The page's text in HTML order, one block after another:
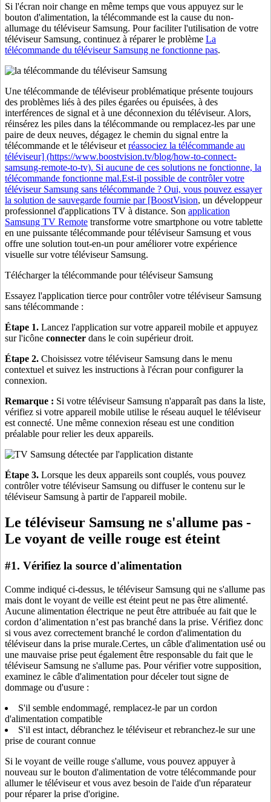
Si l'écran noir change en même temps que vous appuyez sur le
bouton d'alimentation, la télécommande est la cause du non-
allumage du téléviseur Samsung. Pour faciliter l'utilisation de votre
téléviseur Samsung, continuez à réparer le problème La
télécommande du téléviseur Samsung ne fonctionne pas.
Une télécommande de téléviseur problématique présente toujours
des problèmes liés à des piles égarées ou épuisées, à des
interférences de signal et à une déconnexion du téléviseur. Alors,
réinsérez les piles dans la télécommande ou remplacez-les par une
paire de deux neuves, dégagez le chemin du signal entre la
télécommande et le téléviseur etréassociez la télécommande au
téléviseur] (https://www.boostvision.tv/blog/how-to-connect-
samsung-remote-to-tv). Si aucune de ces solutions ne fonctionne, la
télécommande fonctionne mal.Est-il possible de contrôler votre
téléviseur Samsung sans télécommande ? Oui, vous pouvez essayer
la solution de sauvegarde fournie par [BoostVision, un développeur
professionnel d'applications TV à distance. Son application
Samsung TV Remote transforme votre smartphone ou votre tablette
en une puissante télécommande pour téléviseur Samsung et vous
offre une solution tout-en-un pour améliorer votre expérience
visuelle sur votre téléviseur Samsung.
Télécharger la télécommande pour téléviseur Samsung
Essayez l'application tierce pour contrôler votre téléviseur Samsung
sans télécommande :
Étape 1. Lancez l'application sur votre appareil mobile et appuyez
sur l'icône connecter dans le coin supérieur droit.
Étape 2. Choisissez votre téléviseur Samsung dans le menu
contextuel et suivez les instructions à l'écran pour configurer la
connexion.
Remarque : Si votre téléviseur Samsung n'apparaît pas dans la liste,
vérifiez si votre appareil mobile utilise le réseau auquel le téléviseur
est connecté. Une même connexion réseau est une condition
préalable pour relier les deux appareils.
Étape 3. Lorsque les deux appareils sont couplés, vous pouvez
contrôler votre téléviseur Samsung ou diffuser le contenu sur le
téléviseur Samsung à partir de l'appareil mobile.
Le téléviseur Samsung ne s'allume pas -
Le voyant de veille rouge est éteint
#1. Vérifiez la source d'alimentation
Comme indiqué ci-dessus, le téléviseur Samsung qui ne s'allume pas
mais dont le voyant de veille est éteint peut ne pas être alimenté.
Aucune alimentation électrique ne peut être attribuée au fait que le
cordon d’alimentation n’est pas branché dans la prise. Vérifiez donc
si vous avez correctement branché le cordon d'alimentation du
téléviseur dans la prise murale.Certes, un câble d'alimentation usé ou
une mauvaise prise peut également être responsable du fait que le
téléviseur Samsung ne s'allume pas. Pour vérifier votre supposition,
examinez le câble d'alimentation pour déceler tout signe de
dommage ou d'usure :
S'il semble endommagé, remplacez-le par un cordon
d'alimentation compatible
S'il est intact, débranchez le téléviseur et rebranchez-le sur une
prise de courant connue
Si le voyant de veille rouge s'allume, vous pouvez appuyer à
nouveau sur le bouton d'alimentation de votre télécommande pour
allumer le téléviseur et vous avez besoin de l'aide d'un réparateur
pour réparer la prise d'origine.